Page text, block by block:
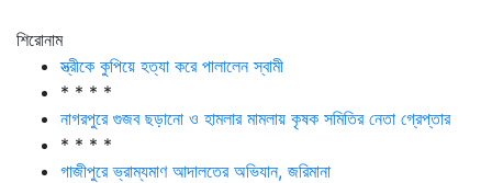
শিরোনাম
স্ত্রীকে কুপিয়ে হত্যা করে পালালেন স্বামী
* * * *
নাগরপুরে গুজব ছড়ানো ও হামলার মামলায় কৃষক সমিতির নেতা গ্রেপ্তার
* * * *
গাজীপুরে ভ্রাম্যমাণ আদালতের অভিযান, জরিমানা